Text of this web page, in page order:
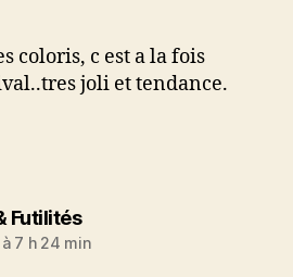
coloris, c est a la fois
joli et tendance.
Futilitésdit :
7 h 24 min